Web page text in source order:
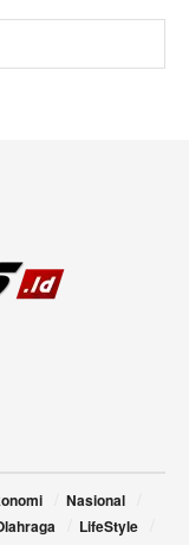
Nasional
LifeStyle